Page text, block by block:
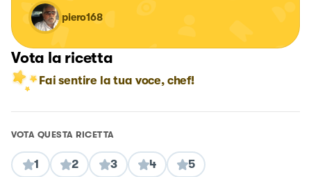
piero168
Vota la ricetta
Fai sentire la tua voce, chef!
VOTA QUESTA RICETTA
1 2 3 4 5